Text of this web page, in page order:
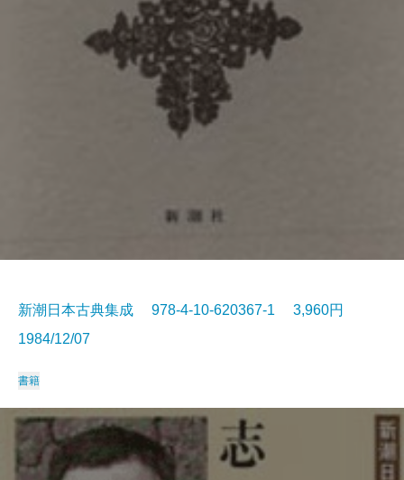
新潮日本古典集成 978-4-10-620367-1 3,960円
1984/12/07
書籍